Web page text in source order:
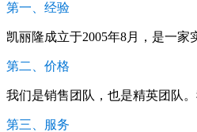
第一、经验
凯丽隆成立于2005年8月，是一家
第二、价格
我们是销售团队，也是精英团队
第三、服务